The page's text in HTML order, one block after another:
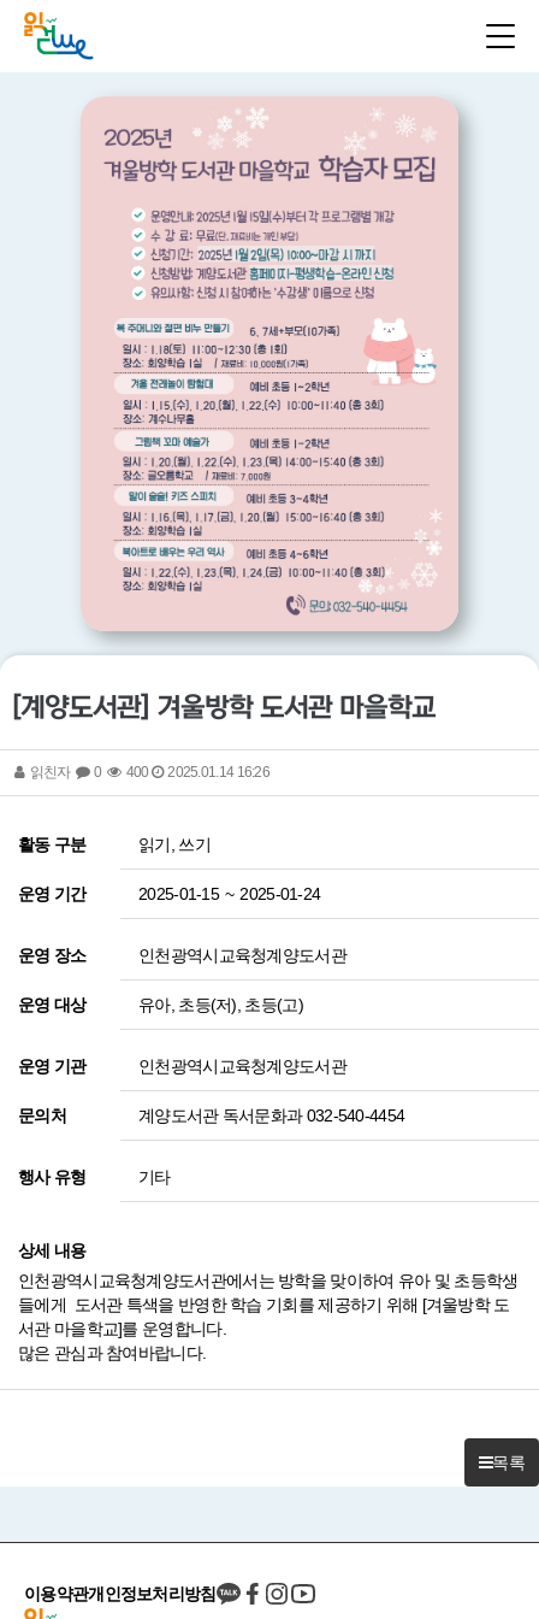
[계양도서관] 겨울방학 도서관 마을학교
읽친자 0 400 2025.01.14 16:26
활동 구분 읽기, 쓰기
운영 기간 2025-01-15 ~ 2025-01-24
운영 장소 인천광역시교육청계양도서관
운영 대상 유아, 초등(저), 초등(고)
운영 기관 인천광역시교육청계양도서관
문의처 계양도서관 독서문화과 032-540-4454
행사 유형 기타
상세 내용
인천광역시교육청계양도서관에서는 방학을 맞이하여 유아 및 초등학생
들에게 도서관 특색을 반영한 학습 기회를 제공하기 위해 [겨울방학 도
서관 마을학교]를 운영합니다.
많은 관심과 참여바랍니다.
목록
이용약관개인정보처리방침